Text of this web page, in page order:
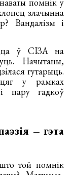
злачынна
Вандалізм і
ў СІЗА на
Начытаны,
гутарыць.
у рамках
пару гадкоў
– гэта
той помнік